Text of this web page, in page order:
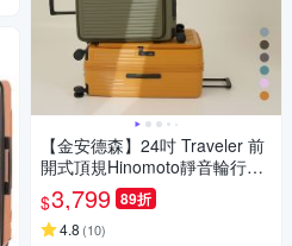
【金安德森】24吋 Traveler 前
開式頂規Hinomoto靜音輪行李
箱 - 多色任選
$3,799 89折
4.8 (10)